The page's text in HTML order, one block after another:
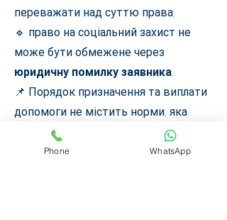
переважати над суттю права;
🔹 право на соціальний захист не
може бути обмежене через
юридичну помилку заявника.
📌 Порядок призначення та виплати
допомоги не містить норми, яка
дозволяє
відмовляти виключно
через помилкове посилання на
Phone WhatsApp